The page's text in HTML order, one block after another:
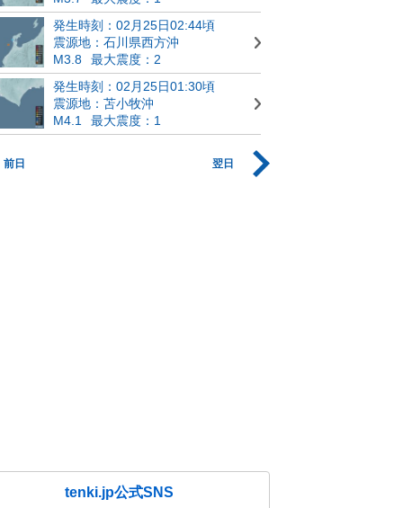
発生時刻：02月25日02:44頃
震源地：石川県西方沖
M3.8
最大震度：2
発生時刻：02月25日01:30頃
震源地：苫小牧沖
M4.1
最大震度：1
前日 翌日
tenki.jp公式SNS